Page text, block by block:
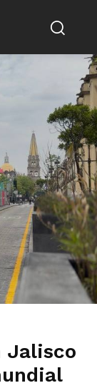
Jalisco